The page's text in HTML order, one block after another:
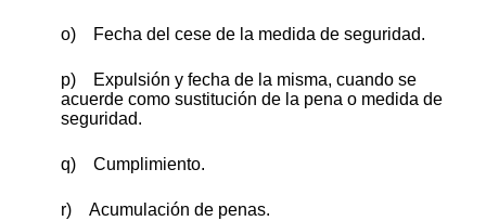
o) Fecha del cese de la medida de seguridad.
p) Expulsión y fecha de la misma, cuando se
acuerde como sustitución de la pena o medida de
seguridad.
q) Cumplimiento.
r) Acumulación de penas.